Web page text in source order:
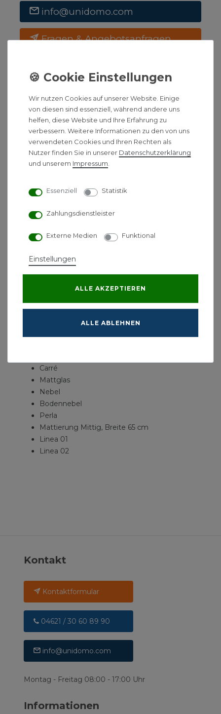
info@unidomo.com
Fragen & Angebotsanfragen
BESCHREIBUNG
HINWEIS
HERSTELLERINFORMATIONEN
HSK Glasarten für einteilige
Frontelemente
Designvielfalt für Ihr Badezimmer
Dieses Angebot gilt nur in Verbindung mit
einem Kauf einer einteiligen Duschkabine Walk
Carré
Mattglas
Nebel
Bodennebel
Perla
Mattierung Mittig, Breite 65 cm
Linea 01
Linea 02
Kontakt
Kontaktformular
04621 / 30 60 89 90
info@unidomo.com
Montag - Freitag 08:00 - 17:00 Uhr
Informationen
Wir nutzen Cookies auf unserer Website. Einige
von diesen sind essenziell, während andere uns
helfen, diese Website und Ihre Erfahrung zu
verbessern. Weitere Informationen zu den von uns
verwendeten Cookies und Ihren Rechten als
Nutzer finden Sie in unserer Daten­schutz­erklärung
und unserem Impressum
Essenziell Statistik
Zahlungsdienstleister
Externe Medien Funktional
Einstellungen
ALLE AKZEPTIEREN
ALLE ABLEHNEN